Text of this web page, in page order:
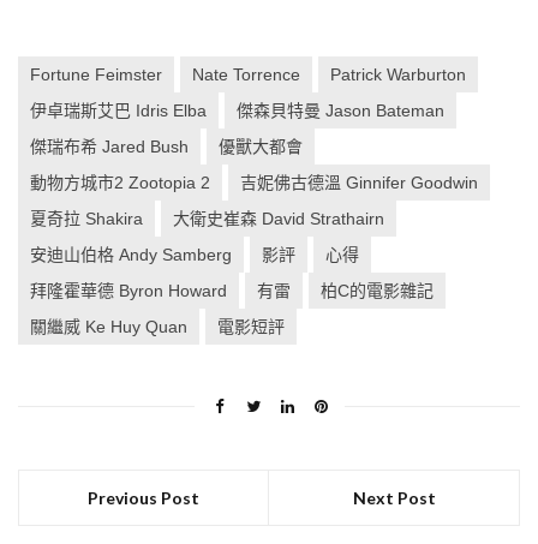
Fortune Feimster Nate Torrence
Patrick Warburton
伊卓瑞斯艾巴 Idris Elba
傑森貝特曼 Jason Bateman
傑瑞布希 Jared Bush
優獸大都會
動物方城市2 Zootopia 2
吉妮佛古德溫 Ginnifer Goodwin
夏奇拉 Shakira
大衛史崔森 David Strathairn
安迪山伯格 Andy Samberg
影評
心得
拜隆霍華德 Byron Howard
有雷
柏C的電影雜記
關繼威 Ke Huy Quan
電影短評
Previous Post Next Post